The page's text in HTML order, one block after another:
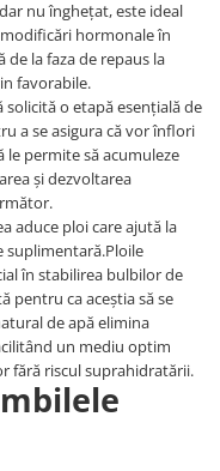
nu înghețat, este ideal
hormonale în
de la faza de repaus la
favorabile.
solicită o etapă esențială de
a se asigura că vor înflori
le permite să acumuleze
și dezvoltarea
aduce ploi care ajută la
suplimentară.Ploile
în stabilirea bulbilor de
pentru ca aceștia să se
de apă elimina
un mediu optim
fără riscul suprahidratării.